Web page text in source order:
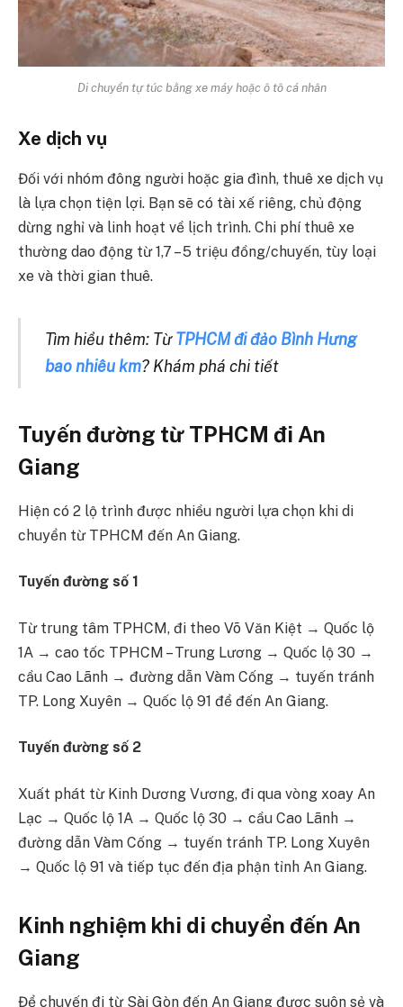
Di chuyển tự túc bằng xe máy hoặc ô tô cá nhân
Xe dịch vụ
Đối với nhóm đông người hoặc gia đình, thuê xe dịch vụ
là lựa chọn tiện lợi. Bạn sẽ có tài xế riêng, chủ động
dừng nghỉ và linh hoạt về lịch trình. Chi phí thuê xe
thường dao động từ 1,7 – 5 triệu đồng/chuyến, tùy loại
xe và thời gian thuê.
Tìm hiểu thêm: TừTPHCM đi đảo Bình Hưng
bao nhiêu km? Khám phá chi tiết
Tuyến đường từ TPHCM đi An
Giang
Hiện có 2 lộ trình được nhiều người lựa chọn khi di
chuyển từ TPHCM đến An Giang.
Tuyến đường số 1
Từ trung tâm TPHCM, đi theo Võ Văn Kiệt → Quốc lộ
1A → cao tốc TPHCM – Trung Lương → Quốc lộ 30 →
cầu Cao Lãnh → đường dẫn Vàm Cống → tuyến tránh
TP. Long Xuyên → Quốc lộ 91 để đến An Giang.
Tuyến đường số 2
Xuất phát từ Kinh Dương Vương, đi qua vòng xoay An
Lạc → Quốc lộ 1A → Quốc lộ 30 → cầu Cao Lãnh →
đường dẫn Vàm Cống → tuyến tránh TP. Long Xuyên
→ Quốc lộ 91 và tiếp tục đến địa phận tỉnh An Giang.
Kinh nghiệm khi di chuyển đến An
Giang
Để chuyến đi từ Sài Gòn đến An Giang được suôn sẻ và